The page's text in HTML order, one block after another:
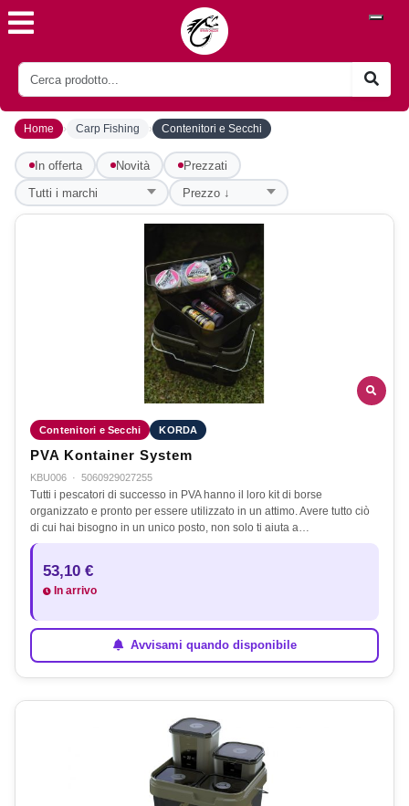
Home › Carp Fishing › Contenitori e Secchi
In offerta Novità Prezzati
Contenitori e Secchi KORDA
PVA Kontainer System
KBU006 · 5060929027255
Tutti i pescatori di successo in PVA hanno il loro kit di borse
organizzato e pronto per essere utilizzato in un attimo. Avere tutto ciò
di cui hai bisogno in un unico posto, non solo ti aiuta a…
53,10 €
In arrivo
Avvisami quando disponibile